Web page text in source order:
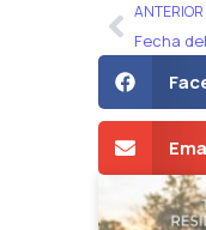
AntANTERIOR
Fecha